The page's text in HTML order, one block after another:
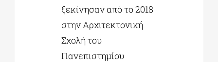
ξεκίνησαν από το 2018
στην Αρχιτεκτονική
Σχολή του
Πανεπιστημίου